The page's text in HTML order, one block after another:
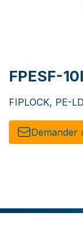
FPESF-
FIPLOCK, PE-
Demander